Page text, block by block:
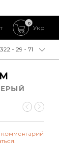
0
Укр
- 29 - 71
комментарий